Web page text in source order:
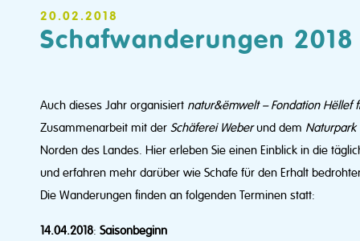
20.02.2018
Schafwanderungen 2018
Auch dieses Jahr organisiert natur&ëmwelt – Fondation Hëllef
Zusammenarbeit mit der Schäferei Weberund dem
Norden des Landes. Hier erleben Sie einen Einblick in die
und erfahren mehr darüber wie Schafe für den Erhalt
Die Wanderungen finden an folgenden Terminen statt:
14.04.2018: Saisonbeginn